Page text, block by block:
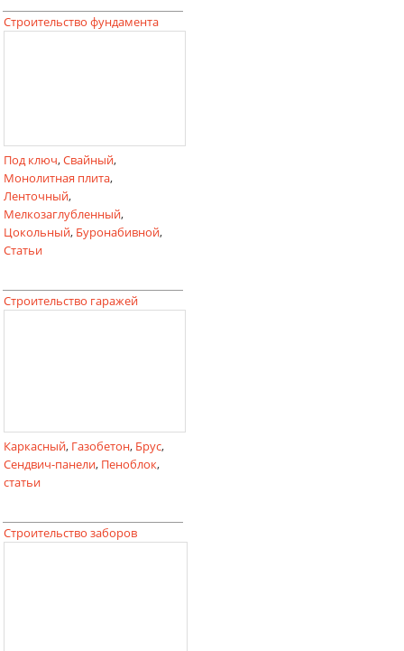
Строительство фундамента
Под ключ,Свайный,
Монолитная плита,
Ленточный,
Мелкозаглубленный,
Цокольный, Буронабивной,
Статьи
Строительство гаражей
Каркасный, Газобетон, Брус,
Сендвич-панели, Пеноблок,
статьи
Строительство заборов